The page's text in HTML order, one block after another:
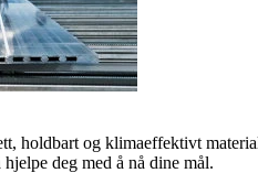
holdbart og klimaeffektivt
deg med å nå dine mål.